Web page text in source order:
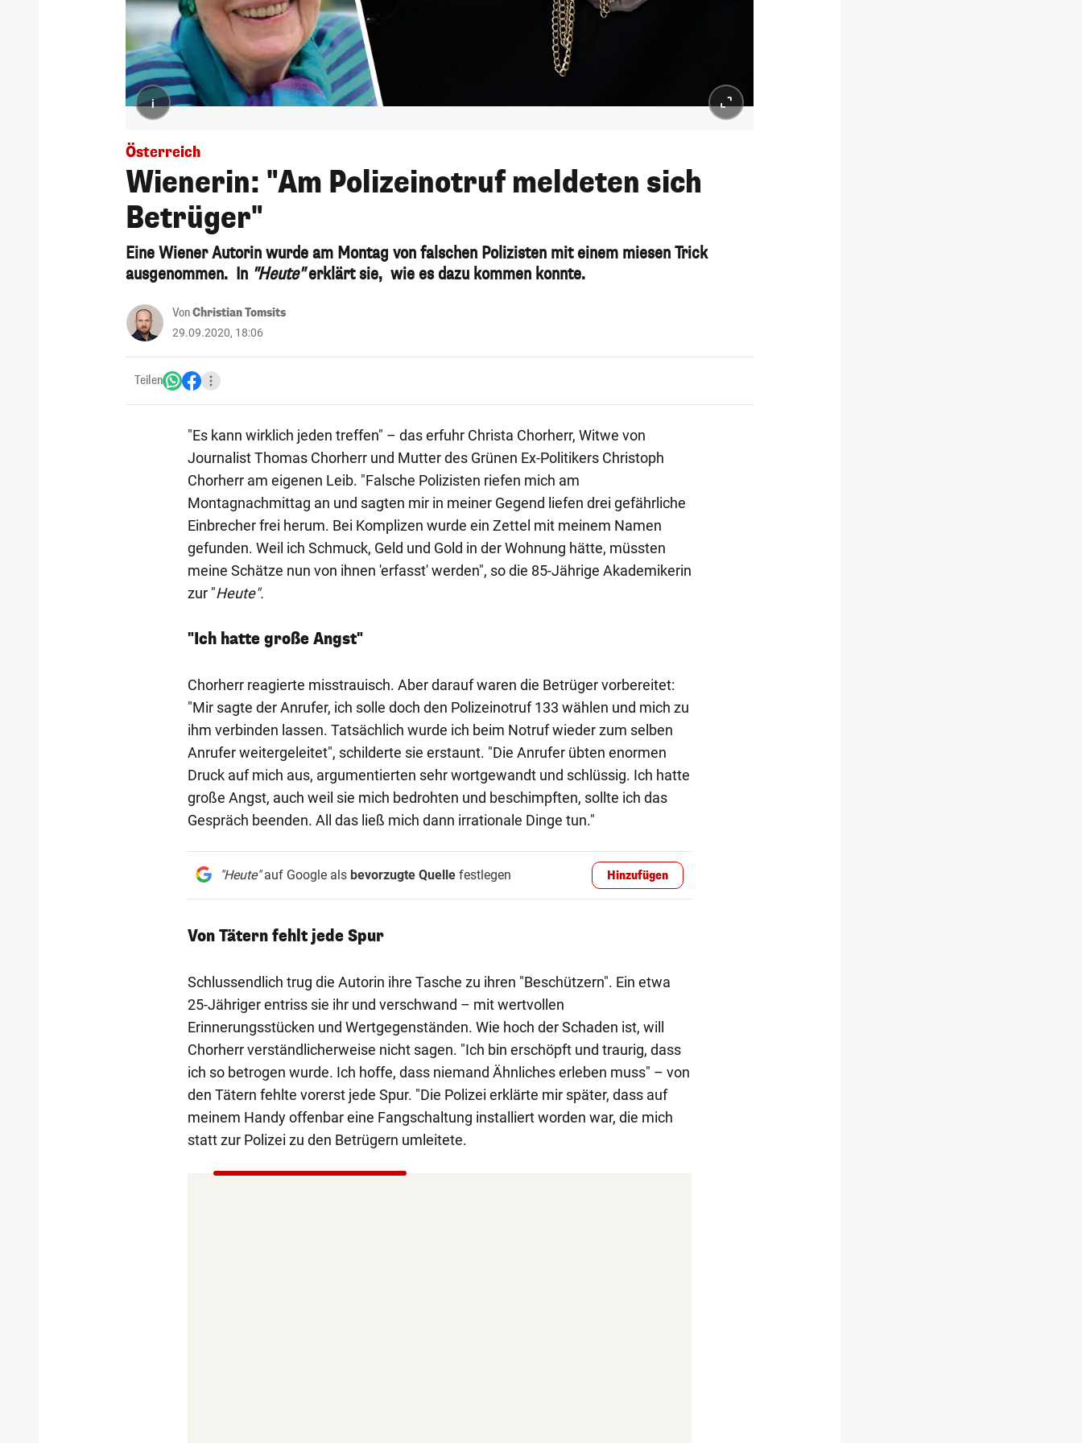
i
Österreich
Wienerin: "Am Polizeinotruf meldeten sich
Betrüger"
Eine Wiener Autorin wurde am Montag von falschen Polizisten mit einem miesen Trick
ausgenommen. In "Heute"erklärt sie, wie es dazu kommen konnte.
VonChristian Tomsits
29.09.2020, 18:06
Teilen
"Es kann wirklich jeden treffen" – das erfuhr Christa Chorherr, Witwe von
Journalist Thomas Chorherr und Mutter des Grünen Ex-Politikers Christoph
Chorherr am eigenen Leib. "Falsche Polizisten riefen mich am
Montagnachmittag an und sagten mir in meiner Gegend liefen drei gefährliche
Einbrecher frei herum. Bei Komplizen wurde ein Zettel mit meinem Namen
gefunden. Weil ich Schmuck, Geld und Gold in der Wohnung hätte, müssten
meine Schätze nun von ihnen 'erfasst' werden", so die 85-Jährige Akademikerin
zur "Heute".
"Ich hatte große Angst"
Chorherr reagierte misstrauisch. Aber darauf waren die Betrüger vorbereitet:
"Mir sagte der Anrufer, ich solle doch den Polizeinotruf 133 wählen und mich zu
ihm verbinden lassen. Tatsächlich wurde ich beim Notruf wieder zum selben
Anrufer weitergeleitet", schilderte sie erstaunt. "Die Anrufer übten enormen
Druck auf mich aus, argumentierten sehr wortgewandt und schlüssig. Ich hatte
große Angst, auch weil sie mich bedrohten und beschimpften, sollte ich das
Gespräch beenden. All das ließ mich dann irrationale Dinge tun."
"Heute"auf Google als bevorzugte Quellefestlegen Hinzufügen
Von Tätern fehlt jede Spur
Schlussendlich trug die Autorin ihre Tasche zu ihren "Beschützern". Ein etwa
25-Jähriger entriss sie ihr und verschwand – mit wertvollen
Erinnerungsstücken und Wertgegenständen. Wie hoch der Schaden ist, will
Chorherr verständlicherweise nicht sagen. "Ich bin erschöpft und traurig, dass
ich so betrogen wurde. Ich hoffe, dass niemand Ähnliches erleben muss" – von
den Tätern fehlte vorerst jede Spur. "Die Polizei erklärte mir später, dass auf
meinem Handy offenbar eine Fangschaltung installiert worden war, die mich
statt zur Polizei zu den Betrügern umleitete.